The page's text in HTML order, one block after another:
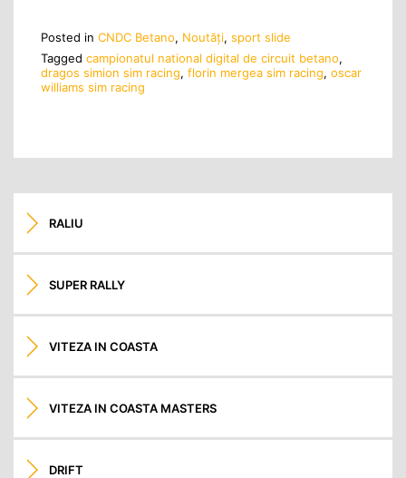
Posted in CNDC Betano, Noutăţi, sport slide
Tagged campionatul national digital de circuit betano,
dragos simion sim racing, florin mergea sim racing, oscar
williams sim racing
RALIU
SUPER RALLY
VITEZA IN COASTA
VITEZA IN COASTA MASTERS
DRIFT